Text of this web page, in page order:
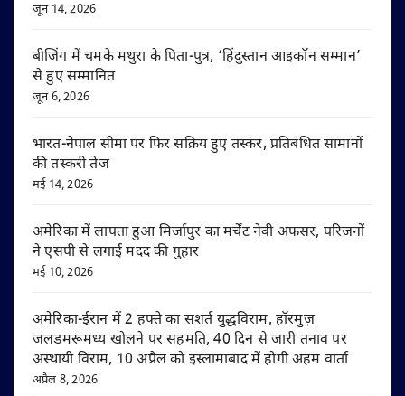
जून 14, 2026
बीजिंग में चमके मथुरा के पिता-पुत्र, ‘हिंदुस्तान आइकॉन सम्मान’
से हुए सम्मानित
जून 6, 2026
भारत-नेपाल सीमा पर फिर सक्रिय हुए तस्कर, प्रतिबंधित सामानों
की तस्करी तेज
मई 14, 2026
अमेरिका में लापता हुआ मिर्जापुर का मर्चेंट नेवी अफसर, परिजनों
ने एसपी से लगाई मदद की गुहार
मई 10, 2026
अमेरिका-ईरान में 2 हफ्ते का सशर्त युद्धविराम, हॉरमुज़
जलडमरूमध्य खोलने पर सहमति, 40 दिन से जारी तनाव पर
अस्थायी विराम, 10 अप्रैल को इस्लामाबाद में होगी अहम वार्ता
अप्रैल 8, 2026